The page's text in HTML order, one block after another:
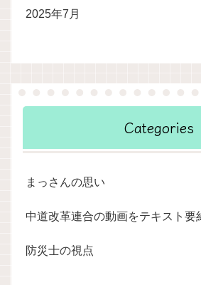
2025年7月
Categories
まっさんの思い
中道改革連合の動画をテキスト要
防災士の視点